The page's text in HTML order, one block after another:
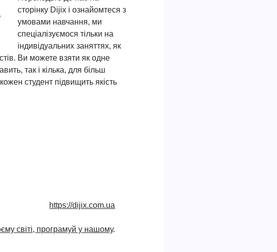
сторінку Dijix і ознайомтеся з
умовами навчання, ми
спеціалізуємося тільки на
індивідуальних заняттях, як
Ви можете взяти як одне
так і кілька, для більш
студент підвищить якість
https://dijix.com.ua
світі, програмуй у нашому.